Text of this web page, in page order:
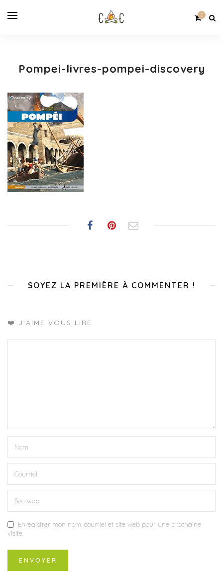
0
Pompei-livres-pompei-discovery
SOYEZ LA PREMIÈRE À COMMENTER !
❤️ J'AIME VOUS LIRE
Enregistrer mon nom, courriel et site web pour une prochaine
visite.